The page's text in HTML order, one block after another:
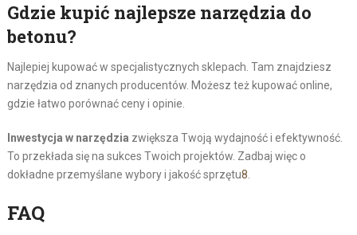
Gdzie kupić najlepsze narzędzia do
betonu?
Najlepiej kupować w specjalistycznych sklepach. Tam znajdziesz
narzędzia od znanych producentów. Możesz też kupować online,
gdzie łatwo porównać ceny i opinie.
Inwestycja w narzędzia zwiększa Twoją wydajność i efektywność.
To przekłada się na sukces Twoich projektów. Zadbaj więc o
dokładne przemyślane wybory i jakość sprzętu8
FAQ